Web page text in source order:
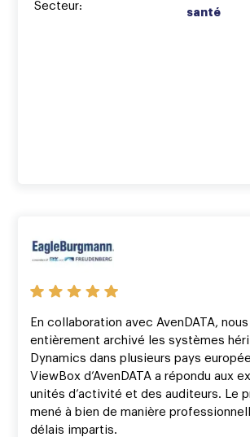
Secteur: santé
En collaboration avec AvenDATA,
entièrement archivé les systèmes
Dynamics dans plusieurs pays
ViewBox d’AvenDATA a répondu aux
unités d’activité et des auditeurs. Le
mené à bien de manière
délais impartis.